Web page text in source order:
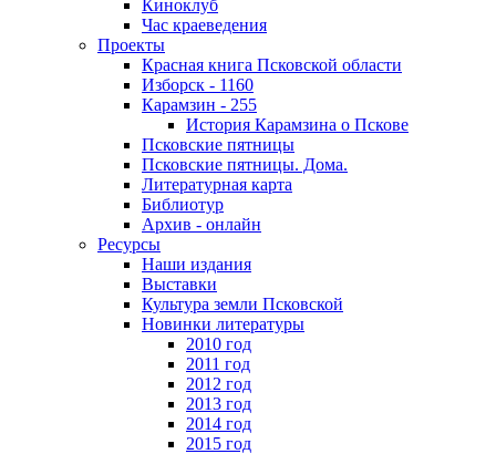
Киноклуб
Час краеведения
Проекты
Красная книга Псковской области
Изборск - 1160
Карамзин - 255
История Карамзина о Пскове
Псковские пятницы
Псковские пятницы. Дома.
Литературная карта
Библиотур
Архив - онлайн
Ресурсы
Наши издания
Выставки
Культура земли Псковской
Новинки литературы
2010 год
2011 год
2012 год
2013 год
2014 год
2015 год